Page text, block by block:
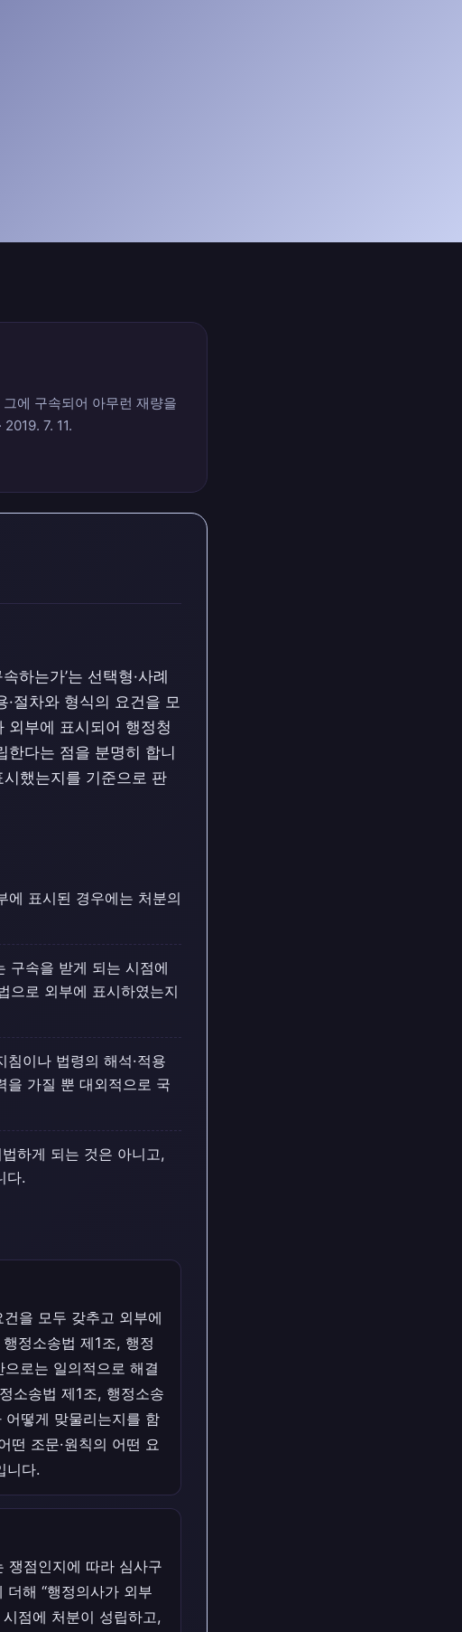
에 구속되어 아무런 재량을
7. 11.
하는가’는 선택형·사례
·절차와 형식의 요건을 모
외부에 표시되어 행정청
한다는 점을 분명히 합니
했는지를 기준으로 판
에 표시된 경우에는 처분의
구속을 받게 되는 시점에
으로 외부에 표시하였는지
이나 법령의 해석·적용
을 가질 뿐 대외적으로 국
하게 되는 것은 아니고,
다.
을 모두 갖추고 외부에
정소송법 제1조, 행정
로는 일의적으로 해결
소송법 제1조, 행정소송
어떻게 맞물리는지를 함
떤 조문·원칙의 어떤 요
니다.
쟁점인지에 따라 심사구
해 “행정의사가 외부
점에 처분이 성립하고,